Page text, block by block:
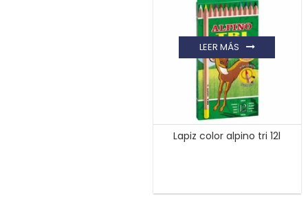
Lapiz color alpino tri 12l
LEER MÁS